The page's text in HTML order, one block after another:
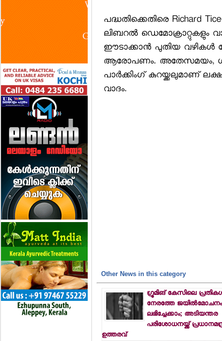
പദ്ധതിക്കെതിരെ Richard
ലിബറല്‍ ഡെമോക്രാറ്റുകളും
ഈടാക്കാന്‍ പുതിയ വഴികള്‍
ആരോപണം. അതേസമയം,
പാര്‍ക്കിംഗ് കുറയ്ക്കലുമാണ്
വാദം.
Other News in this category
ഗ്രൂമിങ് കേസിലെ
നേരത്തേ ജയില്‍മോചനം
ലഭിച്ചേക്കാം; അടിയന്തര
പരിശോധനയ്ക്ക്
ഉത്തരവ്